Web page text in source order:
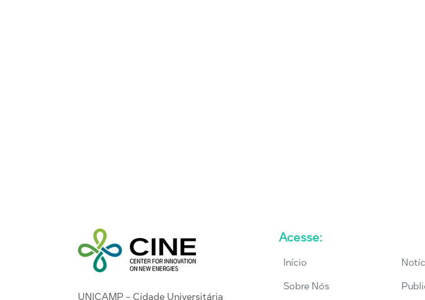
UNICAMP - Cidade Universitária
Acesse:
Início
Sobre Nós